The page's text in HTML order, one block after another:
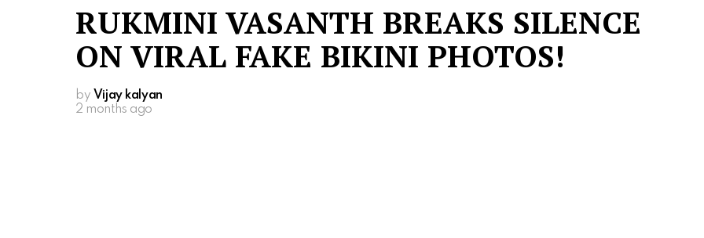
RUKMINI VASANTH BREAKS SILENCE
ON VIRAL FAKE BIKINI PHOTOS!
by Vijay kalyan
2 months ago